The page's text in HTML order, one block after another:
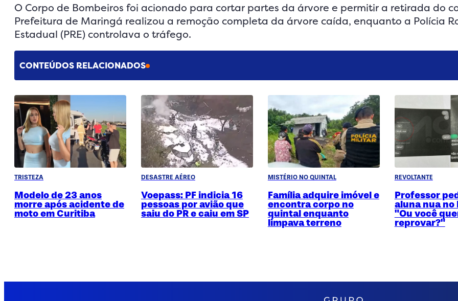
O Corpo de Bombeiros foi acionado para cortar partes da árvore e permitir a retirada do
Prefeitura de Maringá realizou a remoção completa da árvore caída, enquanto a Polícia
Estadual (PRE) controlava o tráfego.
CONTEÚDOS RELACIONADOS
TRISTEZA
Modelo de 23 anos
morre após acidente de
moto em Curitiba
DESASTRE AÉREO
Voepass: PF indicia 16
pessoas por avião que
saiu do PR e caiu em SP
MISTÉRIO NO QUINTAL
Família adquire imóvel e
encontra corpo no
quintal enquanto
limpava terreno
REVOLTANTE
Professor
aluna nua no
"Ou você
reprovar?"